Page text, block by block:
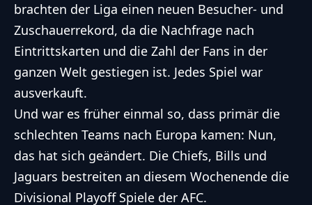
brachten der Liga einen neuen Besucher- und
Zuschauerrekord, da die Nachfrage nach
Eintrittskarten und die Zahl der Fans in der
ganzen Welt gestiegen ist. Jedes Spiel war
ausverkauft.
Und war es früher einmal so, dass primär die
schlechten Teams nach Europa kamen: Nun,
das hat sich geändert. Die Chiefs, Bills und
Jaguars bestreiten an diesem Wochenende die
Divisional Playoff Spiele der AFC.